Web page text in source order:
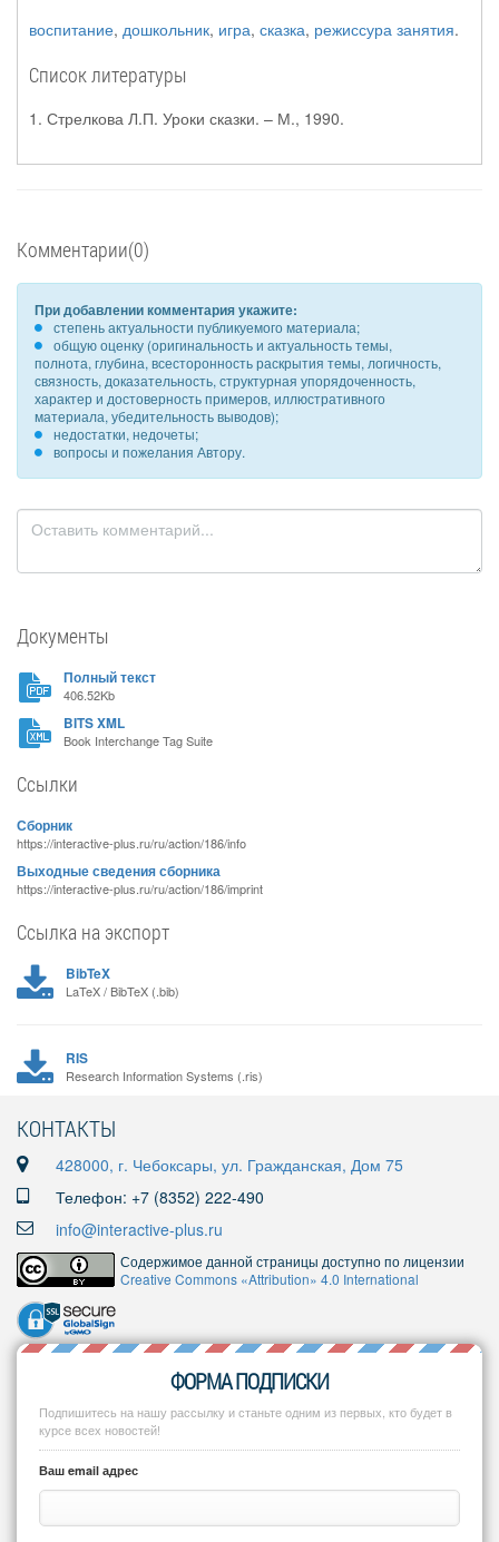
воспитание, дошкольник, игра, сказка, режиссура занятия.
Список литературы
1. Стрелкова Л.П. Уроки сказки. – М., 1990.
Комментарии(0)
При добавлении комментария укажите:
степень актуальности публикуемого материала;
общую оценку (оригинальность и актуальность темы,
полнота, глубина, всесторонность раскрытия темы, логичность,
связность, доказательность, структурная упорядоченность,
характер и достоверность примеров, иллюстративного
материала, убедительность выводов);
недостатки, недочеты;
вопросы и пожелания Автору.
Документы
Полный текст
406.52Kb
BITS XML
Book Interchange Tag Suite
Ссылки
Сборник
https://interactive-plus.ru/ru/action/186/info
Выходные сведения сборника
https://interactive-plus.ru/ru/action/186/imprint
Ссылка на экспорт
BibTeX
LaTeX / BibTeX (.bib)
RIS
Research Information Systems (.ris)
КОНТАКТЫ
428000, г. Чебоксары, ул. Гражданская, Дом 75
Телефон: +7 (8352) 222-490
info@interactive-plus.ru
Содержимое данной страницы доступно по лицензии
Creative Commons «Attribution» 4.0 International
ФОРМА ПОДПИСКИ
Подпишитесь на нашу рассылку и станьте одним из первых, кто будет в
курсе всех новостей!
Ваш email адрес